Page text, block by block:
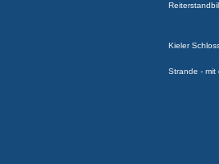
Kieler
Strande - mit